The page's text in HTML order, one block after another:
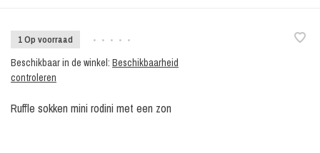
1 Op voorraad • • • • •
Beschikbaar in de winkel: Beschikbaarheid
controleren
Ruffle sokken mini rodini met een zon